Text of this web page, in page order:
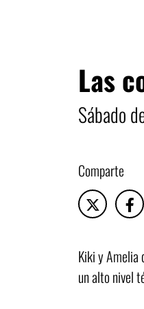
Las
Sábado
Comparte
Kiki y Amelia
un alto nivel